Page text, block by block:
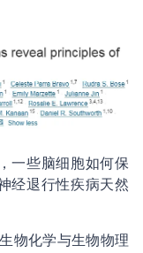
一些脑细胞如何保
经退行性疾病天然
物化学与生物物理